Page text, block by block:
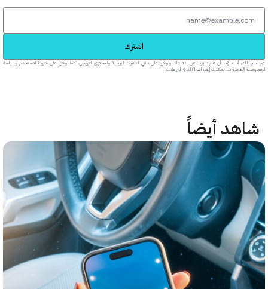
عبر تسجيلك، أنت تؤكد أن عمرك يزيد عن 18 عاماً وتوافق على تلقي النشرات البريدية والمحتوى الترويجي، كما توافق على شروط الاستخدام وسياسة
بنا. يمكنك إلغاء اشتراكك في أي وقت.
أيضاً